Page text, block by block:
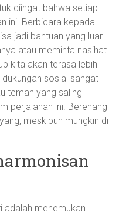
diingat bahwa setiap
ini. Berbicara kepada
jadi bantuan yang luar
atau meminta nasihat.
kita akan terasa lebih
dukungan sosial sangat
teman yang saling
perjalanan ini. Berenang
meskipun mungkin di
adalah menemukan